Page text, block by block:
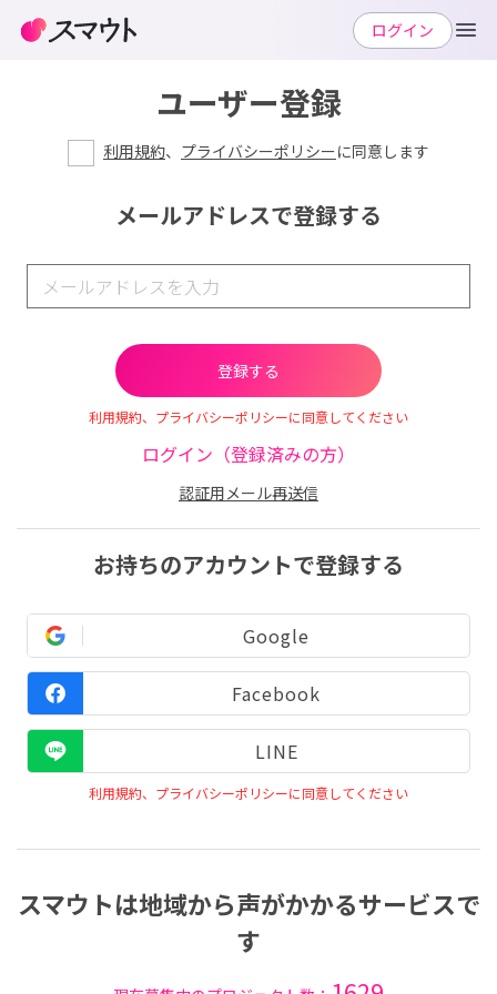
ユーザー登録
利用規約、 プライバシーポリシーに同意します
メールアドレスで登録する
利用規約、プライバシーポリシーに同意してください
ログイン（登録済みの方）
認証用メール再送信
お持ちのアカウントで登録する
Google
Facebook
LINE
利用規約、プライバシーポリシーに同意してください
スマウトは地域から声がかかるサービスで
す
ログイン